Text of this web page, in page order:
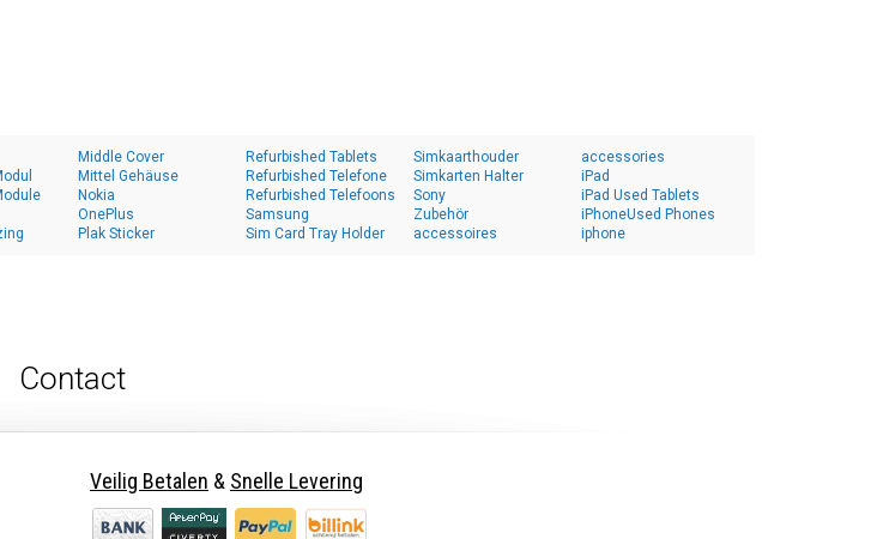
Middle Cover
Mittel Gehäuse
Nokia
OnePlus
Plak Sticker
Refurbished Tablets
Refurbished Telefone
Refurbished Telefoons
Samsung
Sim Card Tray Holder
Simkaarthouder
Simkarten Halter
Sony
Zubehör
accessoires
accessories
iPad
iPad Used Tablets
iPhoneUsed Phones
iphone
Contact
Veilig Betalen & Snelle Levering